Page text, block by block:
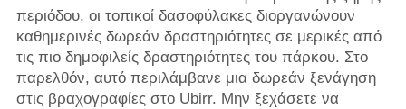
περιόδου, οι τοπικοί δασοφύλακες διοργανώνουν
καθημερινές δωρεάν δραστηριότητες σε μερικές από
τις πιο δημοφιλείς δραστηριότητες του πάρκου. Στο
παρελθόν, αυτό περιλάμβανε μια δωρεάν ξενάγηση
στις βραχογραφίες στο Ubirr. Μην ξεχάσετε να